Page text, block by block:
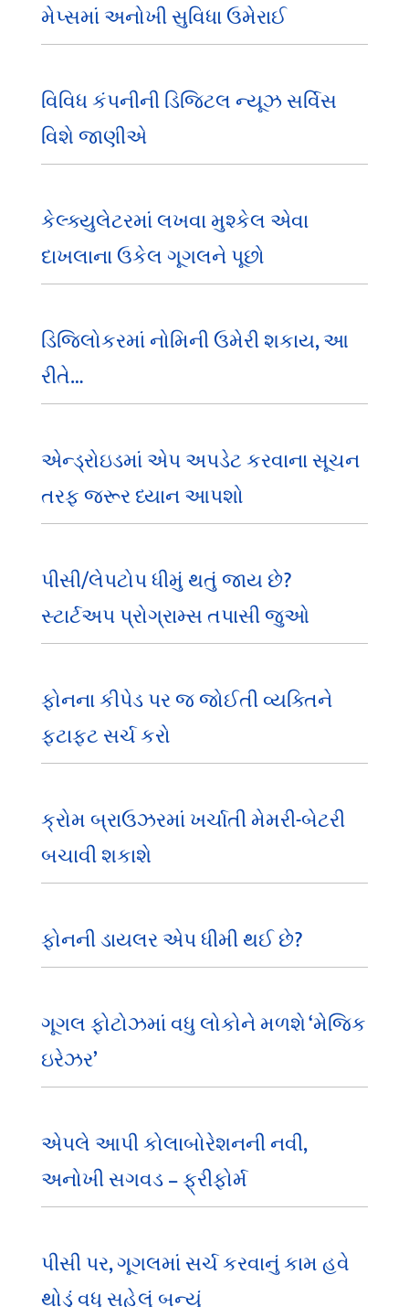
મેપ્સમાં અનોખી સુવિધા ઉમેરાઈ
વિવિધ કંપનીની ડિજિટલ ન્યૂઝ સર્વિસ
વિશે જાણીએ
કેલ્ક્યુલેટરમાં લખવા મુશ્કેલ એવા
દાખલાના ઉકેલ ગૂગલને પૂછો
ડિજિલોકરમાં નોમિની ઉમેરી શકાય, આ
રીતે…
એન્ડ્રોઇડમાં એપ અપડેટ કરવાના સૂચન
તરફ જરૂર ધ્યાન આપશો
પીસી/લેપટોપ ધીમું થતું જાય છે?
સ્ટાર્ટઅપ પ્રોગ્રામ્સ તપાસી જુઓ
ફોનના કીપેડ પર જ જોઈતી વ્યક્તિને
ફટાફટ સર્ચ કરો
ક્રોમ બ્રાઉઝરમાં ખર્ચાતી મેમરી-બેટરી
બચાવી શકાશે
ફોનની ડાયલર એપ ધીમી થઈ છે?
ગૂગલ ફોટોઝમાં વધુ લોકોને મળશે ‘મેજિક
ઇરેઝર’
એપલે આપી કોલાબોરેશનની નવી,
અનોખી સગવડ – ફ્રીફોર્મ
પીસી પર, ગૂગલમાં સર્ચ કરવાનું કામ હવે